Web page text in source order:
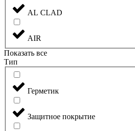
AL CLAD
AIR
Показать все
Тип
Герметик
Защитное покрытие